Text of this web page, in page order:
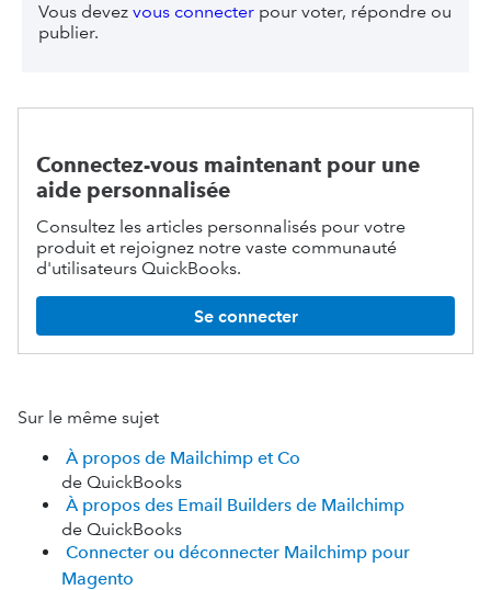
Vous devez vous connecter pour voter, répondre ou
publier.
Connectez-vous maintenant pour une
aide personnalisée
Consultez les articles personnalisés pour votre
produit et rejoignez notre vaste communauté
d'utilisateurs QuickBooks.
Se connecter
Sur le même sujet
À propos de Mailchimp et Co
de QuickBooks
À propos des Email Builders de Mailchimp
de QuickBooks
Connecter ou déconnecter Mailchimp pour
Magento